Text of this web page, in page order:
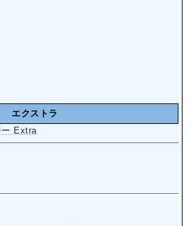
エクストラ
ー Extra